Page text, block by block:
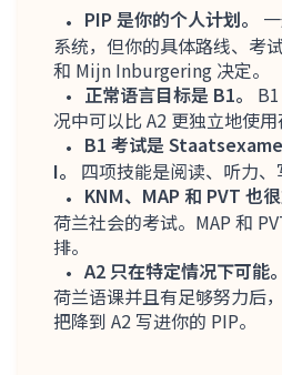
PIP 是你的个人计划。
系统，但你的具体路线、考
和 Mijn Inburgering 决定。
正常语言目标是 B1。
况中可以比 A2 更独立地使用
B1 考试是
I。
四项技能是阅读、听力、
KNM、MAP 和 PVT 也很
荷兰社会的考试。MAP 和
排。
A2 只在特定情况下可能。
荷兰语课并且有足够努力后
把降到 A2 写进你的 PIP。